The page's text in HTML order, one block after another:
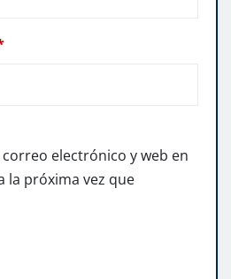
electrónico y web en
la próxima vez que